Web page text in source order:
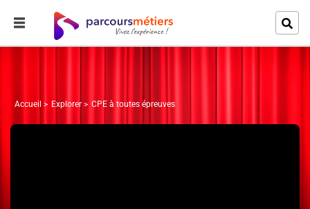
Accueil Explorer CPE à toutes épreuves